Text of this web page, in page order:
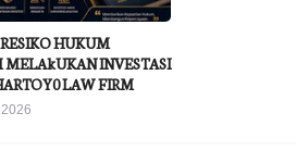
HUKUM
MELAkUKAN INVESTASI
LAW FIRM